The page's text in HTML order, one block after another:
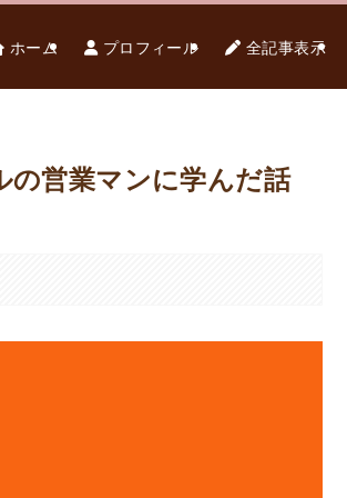
ホーム プロフィール 全記事表示
営業マンに学んだ話